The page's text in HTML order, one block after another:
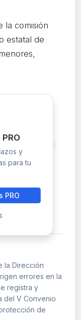
la comisión
estatal de
una
marzo de
Acta de la
colectivo
de
carácter
y
para tu
PRO
la Dirección
errores en la
registra y
del V Convenio
de